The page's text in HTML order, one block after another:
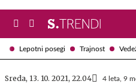
Lepotni posegi Trajnost
Sreda, 13. 10. 2021, 22.04 4 leta, 9